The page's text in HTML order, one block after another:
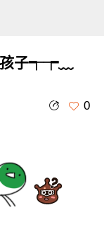
子┭┮﹏
0